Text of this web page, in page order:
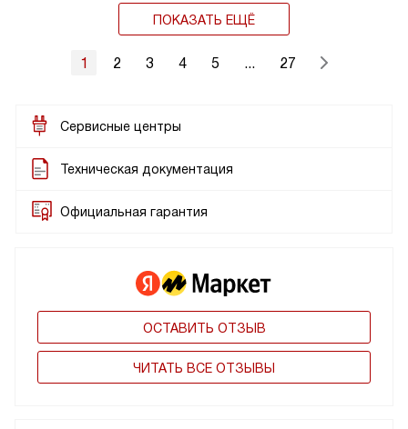
ПОКАЗАТЬ ЕЩЁ
1 2 3 4 5 ... 27
Сервисные центры
Техническая документация
Официальная гарантия
ОСТАВИТЬ ОТЗЫВ
ЧИТАТЬ ВСЕ ОТЗЫВЫ